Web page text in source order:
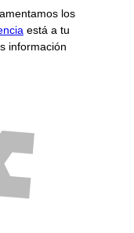
los
está a tu
información